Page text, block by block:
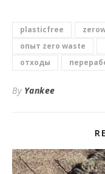
plasticfree
опыт zero waste
отходы
By Yankee